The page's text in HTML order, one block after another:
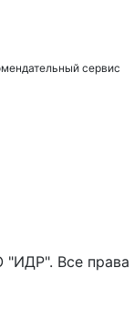
сервис
Все права